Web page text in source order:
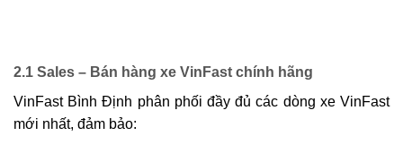
2.1 Sales – Bán hàng xe VinFast chính hãng
VinFast Bình Định phân phối đầy đủ các dòng xe VinFast
mới nhất, đảm bảo: